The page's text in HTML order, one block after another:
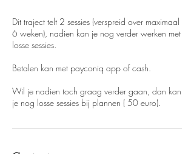
Dit traject telt 2 sessies (verspreid over maximaal
6 weken), nadien kan je nog verder werken met
losse sessies.
Betalen kan met payconiq app of cash.
Wil je nadien toch graag verder gaan, dan kan
je nog losse sessies bij plannen ( 50 euro).
Contactgegevens